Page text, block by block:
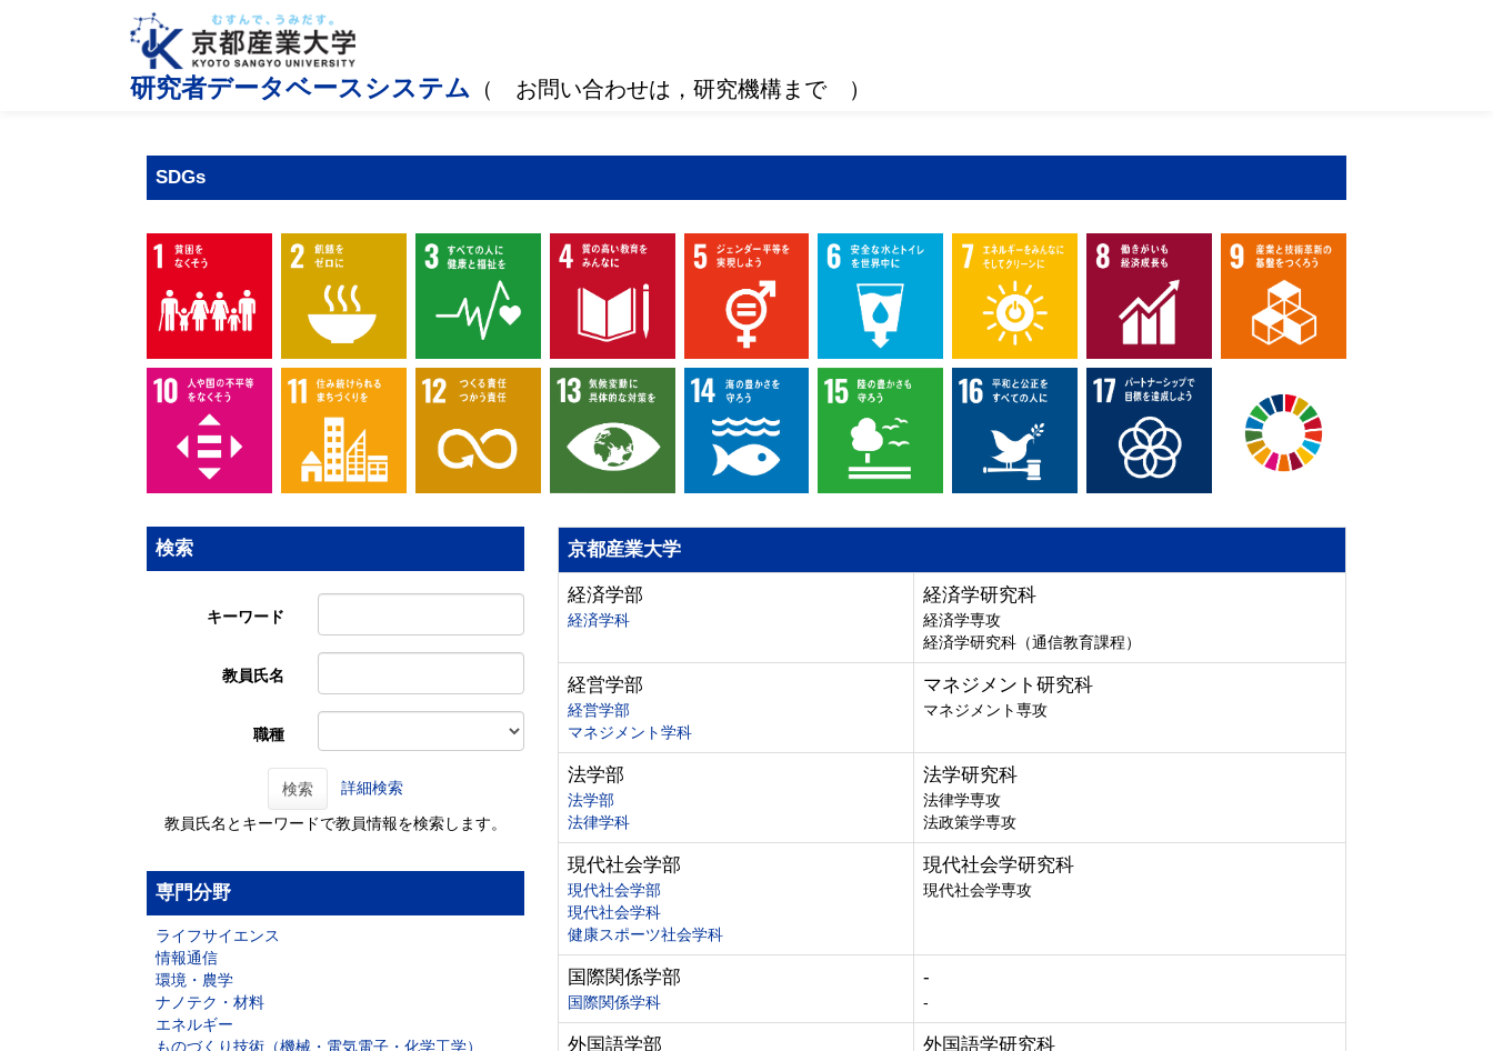
研究者データベースシステム （ お問い合わせは，研究機構まで ）
SDGs
検索
キーワード
教員氏名
職種
検索 詳細検索
教員氏名とキーワードで教員情報を検索します。
専門分野
ライフサイエンス
情報通信
環境・農学
ナノテク・材料
エネルギー
ものづくり技術（機械・電気電子・化学工学）
京都産業大学
経済学部
経済学科
経済学研究科
経済学専攻
経済学研究科（通信教育課程）
経営学部
経営学部
マネジメント学科
マネジメント研究科
マネジメント専攻
法学部
法学部
法律学科
法学研究科
法律学専攻
法政策学専攻
現代社会学部
現代社会学部
現代社会学科
健康スポーツ社会学科
現代社会学研究科
現代社会学専攻
国際関係学部
国際関係学科
-
-
外国語学部 外国語学研究科